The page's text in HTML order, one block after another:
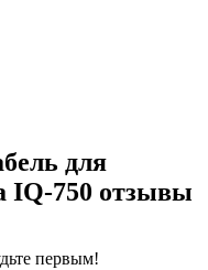
для
IQ-750 отзывы
первым!